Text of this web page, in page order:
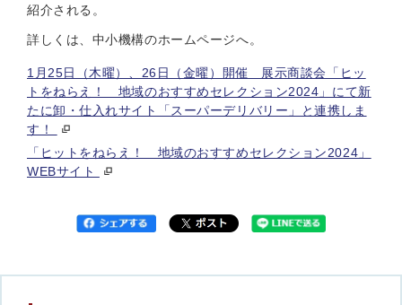
紹介される。
詳しくは、中小機構のホームページへ。
1月25日（木曜）、26日（金曜）開催 展示商談会「ヒッ
トをねらえ！ 地域のおすすめセレクション2024」にて新
たに卸・仕入れサイト「スーパーデリバリー」と連携しま
す！
「ヒットをねらえ！ 地域のおすすめセレクション2024」
WEBサイト